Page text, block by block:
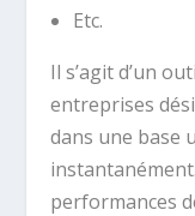
Etc.
Il s’agit d’un
entreprises
dans une base
performances